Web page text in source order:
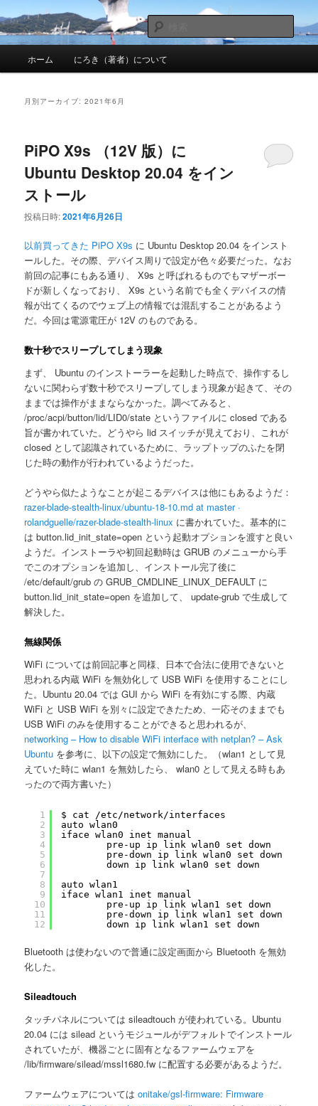
イ
ン
ブ
コ
にろきのメモ帳
nhirokinet's notes
索
ホーム にろき（著者）について
月別アーカイブ:2021年6月
PiPO X9s （12V 版）に
Ubuntu Desktop 20.04 をイン
ストール
投稿日時:2021年6月26日
以前買ってきた PiPO X9s に Ubuntu Desktop 20.04 をインスト
ールした。その際、デバイス周りで設定が色々必要だった。なお
前回の記事にもある通り、 X9s と呼ばれるものでもマザーボー
ドが新しくなっており、 X9s という名前でも全くデバイスの情
報が出てくるのでウェブ上の情報では混乱することがあるよう
だ。今回は電源電圧が 12V のものである。
数十秒でスリープしてしまう現象
まず、 Ubuntu のインストーラーを起動した時点で、操作するし
ないに関わらず数十秒でスリープしてしまう現象が起きて、その
ままでは操作がままならなかった。調べてみると、
/proc/acpi/button/lid/LID0/state というファイルに closed である
旨が書かれていた。どうやら lid スイッチが見えており、これが
closed として認識されているために、ラップトップのふたを閉
じた時の動作が行われているようだった。
どうやら似たようなことが起こるデバイスは他にもあるようだ：
razer-blade-stealth-linux/ubuntu-18-10.md at master ·
rolandguelle/razer-blade-stealth-linux に書かれていた。基本的に
は button.lid_init_state=open という起動オプションを渡すと良い
ようだ。インストーラや初回起動時は GRUB のメニューから手
でこのオプションを追加し、インストール完了後に
/etc/default/grub の GRUB_CMDLINE_LINUX_DEFAULT に
button.lid_init_state=open を追加して、 update-grub で生成して
解決した。
無線関係
WiFi については前回記事と同様、日本で合法に使用できないと
思われる内蔵 WiFi を無効化して USB WiFi を使用することにし
た。Ubuntu 20.04 では GUI から WiFi を有効にする際、内蔵
WiFi と USB WiFi を別々に設定できたため、一応そのままでも
USB WiFi のみを使用することができると思われるが、
networking – How to disable WiFi interface with netplan? – Ask
Ubuntu を参考に、以下の設定で無効にした。（wlan1 として見
えていた時に wlan1 を無効したら、 wlan0 として見える時もあ
ったので両方書いた）
1
2
3
4
5
6
7
8
9
10
11
12
$ cat /etc/network/interfaces
auto wlan0
iface wlan0 inet manual
pre-up ip link wlan0 set down
pre-down ip link wlan0 set down
down ip link wlan0 set down
auto wlan1
iface wlan1 inet manual
pre-up ip link wlan1 set down
pre-down ip link wlan1 set down
down ip link wlan1 set down
Bluetooth は使わないので普通に設定画面から Bluetooth を無効
化した。
Sileadtouch
タッチパネルについては sileadtouch が使われている。Ubuntu
20.04 には silead というモジュールがデフォルトでインストール
されていたが、機器ごとに固有となるファームウェアを
/lib/firmware/silead/mssl1680.fw に配置する必要があるようだ。
ファームウェアについてはonitake/gsl-firmware: Firmware